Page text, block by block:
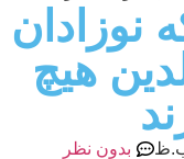
نوزادان
هیچ
بدون نظر